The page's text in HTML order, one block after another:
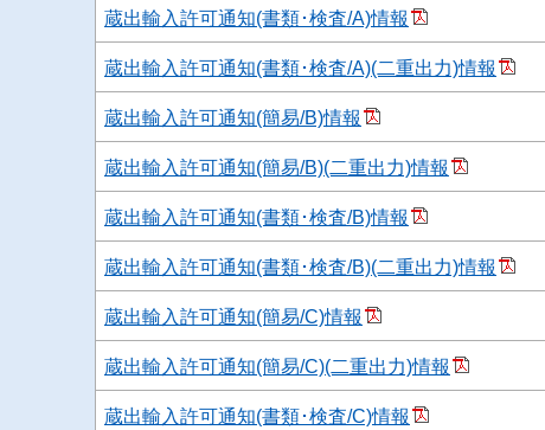
蔵出輸入許可通知(書類･検査/A)情報
蔵出輸入許可通知(書類･検査/A)(二重出力)情報
蔵出輸入許可通知(簡易/B)情報
蔵出輸入許可通知(簡易/B)(二重出力)情報
蔵出輸入許可通知(書類･検査/B)情報
蔵出輸入許可通知(書類･検査/B)(二重出力)情報
蔵出輸入許可通知(簡易/C)情報
蔵出輸入許可通知(簡易/C)(二重出力)情報
蔵出輸入許可通知(書類･検査/C)情報